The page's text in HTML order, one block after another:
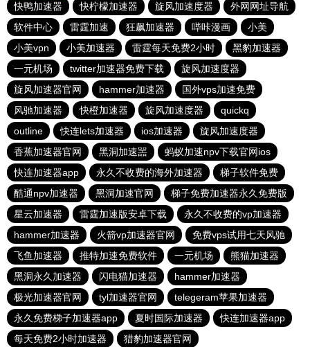
快鸭加速器
快柠檬加速器 旋风加速度器
外网网址导航
软件中心
雷霆加速 狂飙加速器 哔咔漫画
小美
小美vpn
小美加速器 雷霆每天免费2小时
黑豹加速器
一元机场
twitter加速器免费下载
旋风加速度器
旋风加速器官网
hammer加速器
国外vps加速免费
风驰加速器
快橙加速器 旋风加速度器
quickq
outline
快连lets加速器 ios加速器
旋风加速度器
香蕉加速器官网
黑洞加速噐
蚂蚁加速npv下载官网ios
快连加速器app
永久不收费的海外加速器
梯子软件免费
酷通npv加速器
黑洞加速官网
梯子免费加速器永久免费版
星云加速器
雷霆加速版安卓下载
永久不收费的vp加速器
hammer加速器
火箭vp加速器官网
免费vps试用七天风驰
飞鱼加速器
推特加速免费软件 一元机场
熊猫加速器
黑洞永久加速器
闪电猫加速器
hammer加速器
极光加速器官网
tyl加速器官网
telegeram苹果加速器
永久免费梯子加速器app
夏时国际加速器
快连加速器app
每天免费2小时加速器
猎豹加速器官网